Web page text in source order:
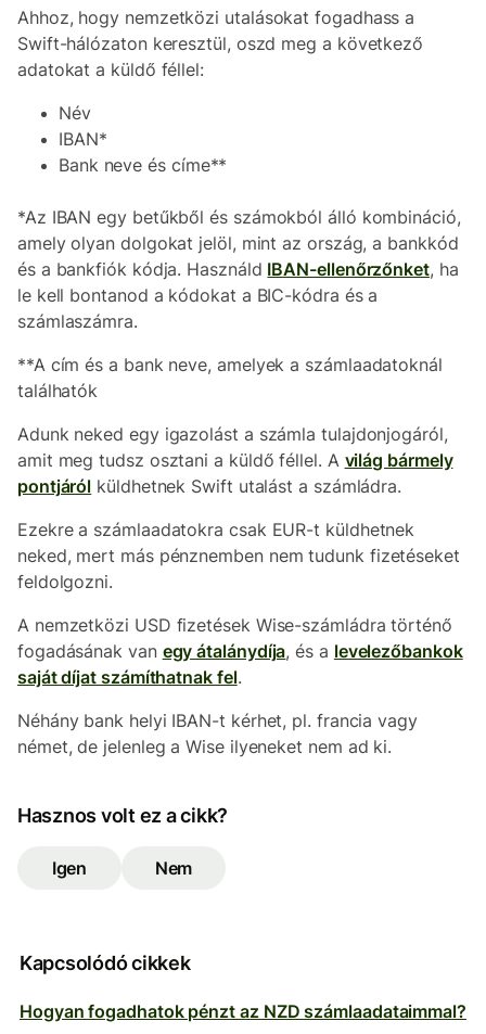
Ahhoz, hogy nemzetközi utalásokat fogadhass a
Swift-hálózaton keresztül, oszd meg a következő
adatokat a küldő féllel:
Név
IBAN*
Bank neve és címe**
*Az IBAN egy betűkből és számokból álló kombináció,
amely olyan dolgokat jelöl, mint az ország, a bankkód
és a bankfiók kódja. Használd IBAN-ellenőrzőnket, ha
le kell bontanod a kódokat a BIC-kódra és a
számlaszámra.
**A cím és a bank neve, amelyek a számlaadatoknál
találhatók
Adunk neked egy igazolást a számla tulajdonjogáról,
amit meg tudsz osztani a küldő féllel. A világ bármely
pontjáról küldhetnek Swift utalást a számládra.
Ezekre a számlaadatokra csak EUR-t küldhetnek
neked, mert más pénznemben nem tudunk fizetéseket
feldolgozni.
A nemzetközi USD fizetések Wise-számládra történő
fogadásának van egy átalánydíja, és a levelezőbankok
saját díjat számíthatnak fel.
Néhány bank helyi IBAN-t kérhet, pl. francia vagy
német, de jelenleg a Wise ilyeneket nem ad ki.
Hasznos volt ez a cikk?
Igen Nem
Kapcsolódó cikkek
Hogyan fogadhatok pénzt az NZD számlaadataimmal?